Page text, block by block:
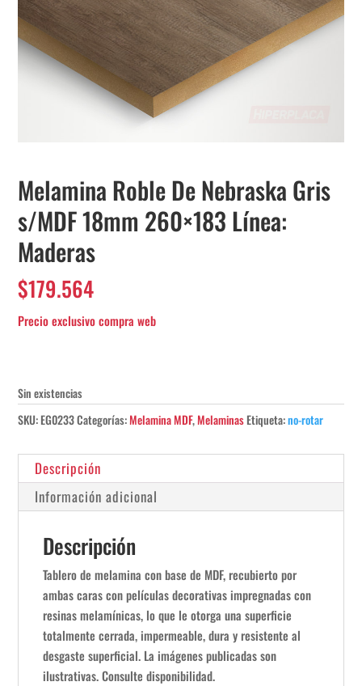
Melamina Roble De Nebraska Gris
s/MDF 18mm 260×183 Línea:
Maderas
$179.564
Sin existencias
SKU:EG0233Categorías:Melamina MDF,MelaminasEtiqueta:no-rotar
Descripción
Información adicional
Descripción
Tablero de melamina con base de MDF, recubierto por
ambas caras con películas decorativas impregnadas con
resinas melamínicas, lo que le otorga una superficie
totalmente cerrada, impermeable, dura y resistente al
desgaste superficial. La imágenes publicadas son
ilustrativas. Consulte disponibilidad.